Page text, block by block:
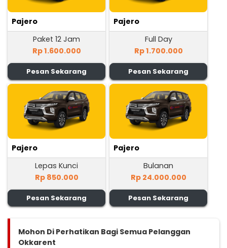
Pajero
Paket 12 Jam
Rp 1.600.000
Pesan Sekarang
Pajero
Full Day
Rp 1.700.000
Pesan Sekarang
Pajero
Lepas Kunci
Rp 850.000
Pesan Sekarang
Pajero
Bulanan
Rp 24.000.000
Pesan Sekarang
Mohon Di Perhatikan Bagi Semua Pelanggan
Okkarent